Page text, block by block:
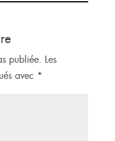
publiée. Les
avec *